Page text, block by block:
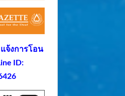
จ้งการโอน
ID: